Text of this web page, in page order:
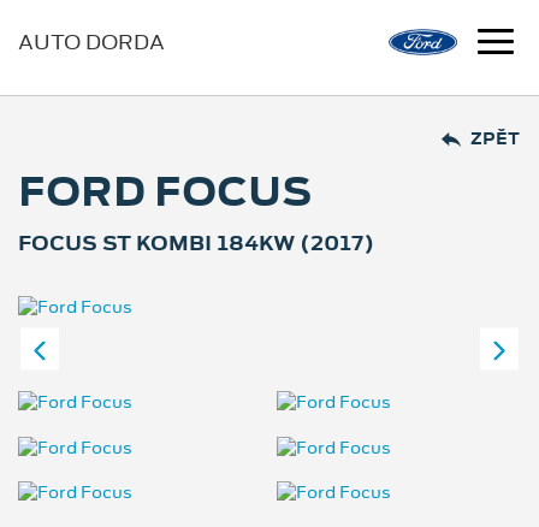
AUTO DORDA
ZPĚT
FORD FOCUS
FOCUS ST KOMBI 184KW (2017)